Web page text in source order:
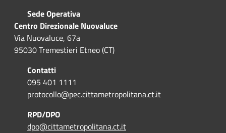
Sede Operativa
Centro Direzionale Nuovaluce
Via Nuovaluce, 67a
95030 Tremestieri Etneo (CT)
Contatti
095 401 1111
protocollo@pec.cittametropolitana.ct.it
RPD/DPO
dpo@cittametropolitana.ct.it